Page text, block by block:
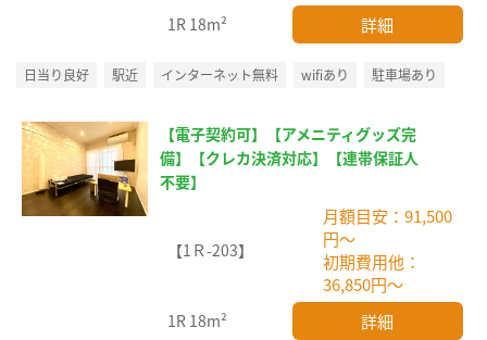
1R 18m² 詳細
日当り良好 駅近 インターネット無料 wifiあり 駐車場あり
【電子契約可】【アメニティグッズ完
備】【クレカ決済対応】【連帯保証人
不要】
【1Ｒ-203】
月額目安：91,500
円～
初期費用他：
36,850円～
1R 18m² 詳細